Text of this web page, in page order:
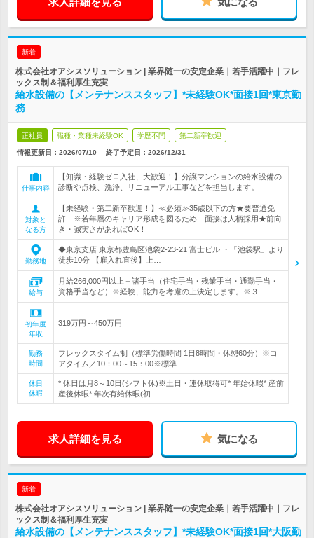
新着
株式会社オアシスソリューション | 業界随一の安定企業｜若手活躍中｜フレ
ックス制＆福利厚生充実
給水設備の【メンテナンススタッフ】*未経験OK*面接1回*東京勤
務
正社員 職種・業種未経験OK 学歴不問 第二新卒歓迎
情報更新日：2026/07/10 終了予定日： 2026/12/31
仕事内容
【知識・経験ゼロ入社、大歓迎！】分譲マンションの給水設備の
診断や点検、洗浄、リニューアル工事などを担当します。
対象と
なる方
【未経験・第二新卒歓迎！】≪必須≫35歳以下の方★要普通免
許 ※若年層のキャリア形成を図るため 面接は人柄採用★前向
き・誠実さがあればOK！
勤務地
◆東京支店 東京都豊島区池袋2-23-21 富士ビル ・「池袋駅」より
徒歩10分 【雇入れ直後】上…
給与
月給266,000円以上＋諸手当（住宅手当・残業手当・通勤手当・
資格手当など）※経験、能力を考慮の上決定します。※３…
初年度
年収
319万円～450万円
勤務
時間
フレックスタイム制（標準労働時間 1日8時間・休憩60分）※コ
アタイム／10：00～15：00※標準…
休日
休暇
* 休日は月8～10日(シフト休)※土日・連休取得可* 年始休暇* 産前
産後休暇* 年次有給休暇(初…
求人詳細を見る 気になる
新着
株式会社オアシスソリューション | 業界随一の安定企業｜若手活躍中｜フレ
ックス制＆福利厚生充実
給水設備の【メンテナンススタッフ】*未経験OK*面接1回*大阪勤